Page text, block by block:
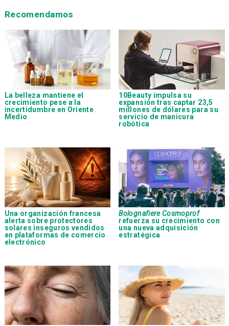
Recomendamos
La belleza mantiene el
crecimiento pese a la
incertidumbre en Oriente
Medio
10Beauty impulsa su
expansión tras captar 23,5
millones de dólares para su
servicio de manicura
robótica
Una organización francesa
alerta sobre protectores
solares inseguros vendidos
en plataformas de comercio
electrónico
Bolognafiere Cosmoprof
refuerza su crecimiento con
una nueva adquisición
estratégica